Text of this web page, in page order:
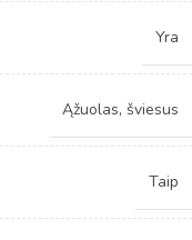
Yra
Ąžuolas, šviesus
Taip